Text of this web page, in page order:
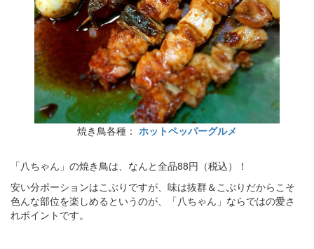
焼き鳥各種： ホットペッパーグルメ
「八ちゃん」の焼き鳥は、なんと全品88円（税込）！
安い分ポーションはこぶりですが、味は抜群＆こぶりだからこそ
色んな部位を楽しめるというのが、「八ちゃん」ならではの愛さ
れポイントです。